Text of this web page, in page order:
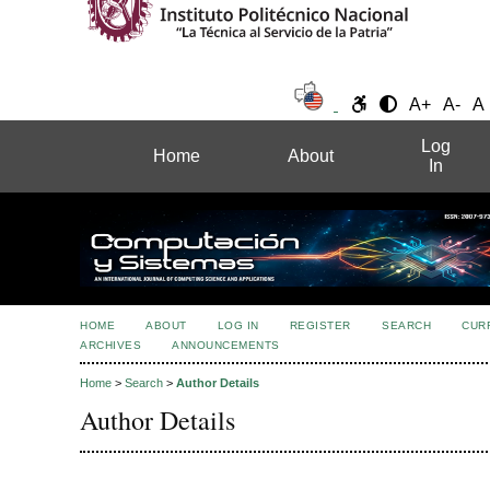
A+ A- A
Home About
Log
In
HOME ABOUT LOG IN REGISTER SEARCH
ARCHIVES
ANNOUNCEMENTS
Home > Search > Author Details
Author Details